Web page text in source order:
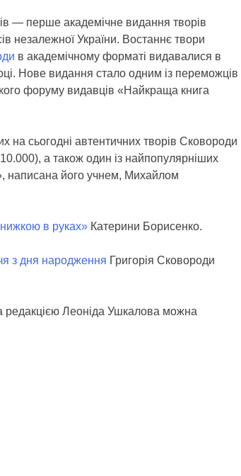
— перше академічне видання творів
незалежної України. Востаннє твори
в академічному форматі видавалися в
Нове видання стало одним із переможців
форуму видавців «Найкраща книга
сьогодні автентичних творів Сковороди
а також один із найпопулярніших
написана його учнем, Михайлом
в руках» Катерини Борисенко.
з дня народження Григорія Сковороди
редакцією Леоніда Ушкалова можна